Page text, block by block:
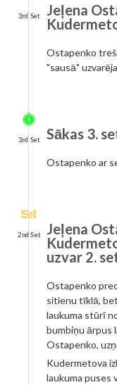
3rd Set
Jeļena
Ostapenko
"sausā"
3rd Set Sākas 3.
Ostapenko ar
2nd Set
Jeļena
uzvar 2.
Ostapenko
sitienu tīklā,
laukuma stūrī
bumbiņu ārpus
Ostapenko,
Kudermetova
laukuma puses